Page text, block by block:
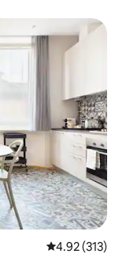
औसत रेटिंग 5 में से
4.92 (313)